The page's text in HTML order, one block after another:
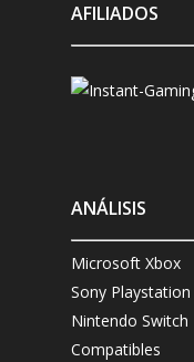
AFILIADOS
ANÁLISIS
Microsoft Xbox
Sony Playstation
Nintendo Switch
Compatibles